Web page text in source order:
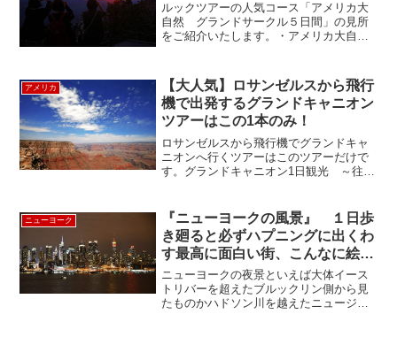
ルックツアーの人気コース「アメリカ大
自然 グランドサークル５日間」の見所
をご紹介いたします。・アメリカ大自然
サークル５日間」 見所 【２日目】 ・
アメリカ大自然「グラン...
アメリカ
【大人気】ロサンゼルスから飛行
機で出発するグランドキャニオン
ツアーはこの1本のみ！
ロサンゼルスから飛行機でグランドキャ
ニオンへ行くツアーはこのツアーだけで
す。グランドキャニオン1日観光 ～往復
訪れたい方はコチラをクリック！こちら
のツアー、最少催行人員...
ニューヨーク
『ニューヨークの風景』 １日歩
き廻ると必ずハプニングに出くわ
す最高に面白い街、こんなに絵に
なる街は他にあるだろうか？
NY Scene
ニューヨークの夜景といえば大体イース
トリバーを超えたブルックリン側から見
たものかハドソン川を越えたニュージャ